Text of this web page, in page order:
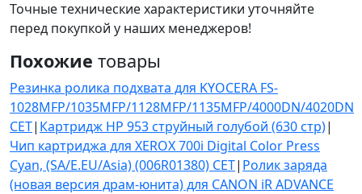
Точные технические характеристики уточняйте
перед покупкой у наших менеджеров!
Похожие товары
Резинка ролика подхвата для KYOCERA FS-
1028MFP/1035MFP/1128MFP/1135MFP/4000DN/4020DN
CET| Картридж HP 953 струйный голубой (630 стр)|
Чип картриджа для XEROX 700i Digital Color Press
Cyan, (SA/E.EU/Asia) (006R01380) CET| Ролик заряда
(новая версия драм-юнита) для CANON iR ADVANCE